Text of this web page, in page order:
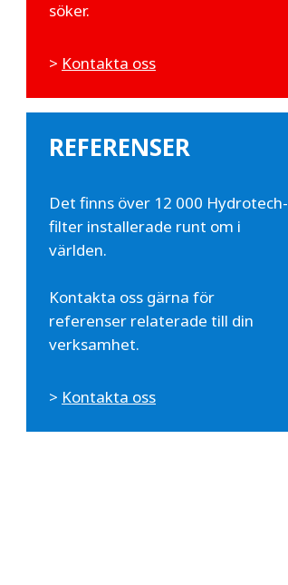
söker.
> Kontakta oss
REFERENSER
Det finns över 12 000 Hydrotech-
filter installerade runt om i
världen.
Kontakta oss gärna för
referenser relaterade till din
verksamhet.
> Kontakta oss